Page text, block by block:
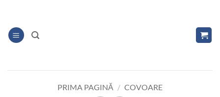
content
PRIMA PAGINĂ / COVOARE